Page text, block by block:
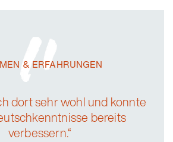
& ERFAHRUNGEN
dort sehr wohl und konnte
bereits
verbessern.“